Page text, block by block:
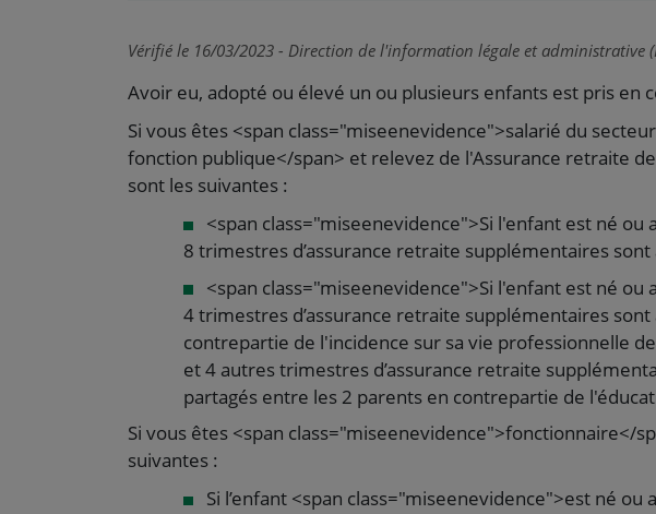
Vérifié le 16/03/2023 - Direction de l'information légale et administrative
Avoir eu, adopté ou élevé un ou plusieurs enfants est pris en
Si vous êtes <span class="miseenevidence">salarié du
fonction publique</span> et relevez de l'Assurance retraite
sont les suivantes :
<span class="miseenevidence">Si l'enfant est né ou
8 trimestres d’assurance retraite supplémentaires sont
<span class="miseenevidence">Si l'enfant est né
4 trimestres d’assurance retraite supplémentaires sont
contrepartie de l'incidence sur sa vie professionnelle
et 4 autres trimestres d’assurance retraite
partagés entre les 2 parents en contrepartie de
Si vous êtes <span class="miseenevidence">fonctionnaire</
suivantes :
Si l’enfant <span class="miseenevidence">est né